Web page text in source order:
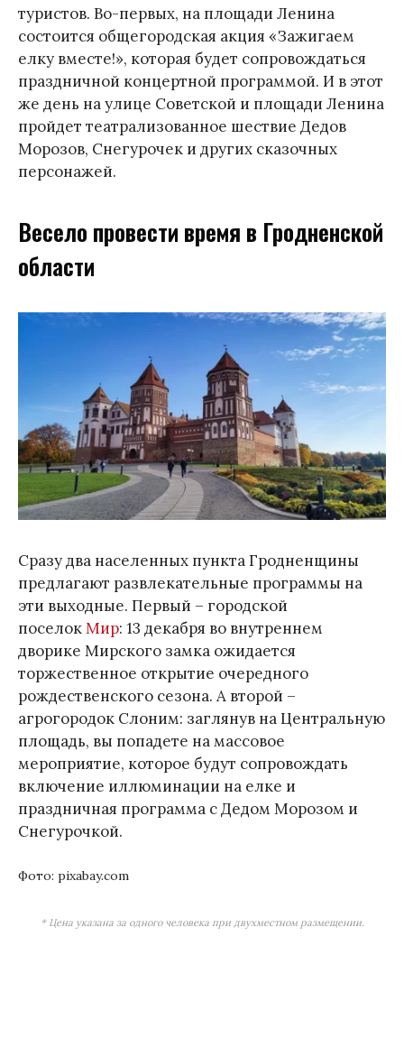
туристов. Во-первых, на площади Ленина
состоится общегородская акция «Зажигаем
елку вместе!», которая будет сопровождаться
праздничной концертной программой. И в этот
же день на улице Советской и площади Ленина
пройдет театрализованное шествие Дедов
Морозов, Снегурочек и других сказочных
персонажей.
Весело провести время в Гродненской
области
Сразу два населенных пункта Гродненщины
предлагают развлекательные программы на
эти выходные. Первый – городской
поселокМир: 13 декабря во внутреннем
дворике Мирского замка ожидается
торжественное открытие очередного
рождественского сезона. А второй –
агрогородок Слоним: заглянув на Центральную
площадь, вы попадете на массовое
мероприятие, которое будут сопровождать
включение иллюминации на елке и
праздничная программа с Дедом Морозом и
Снегурочкой.
Фото: pixabay.com
* Цена указана за одного человека при двухместном размещении.